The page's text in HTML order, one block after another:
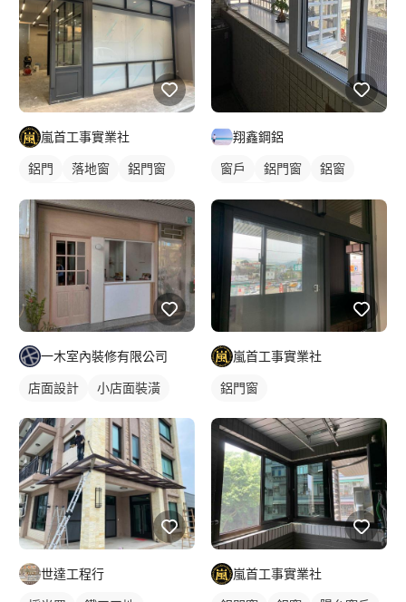
嵐首工事實業社
鋁門 落地窗
鋁門窗
玻璃鋁門
一木室內裝修有限公司
店面設計 小店面裝潢
世達工程行
翔鑫鋼鋁
窗戶 鋁門窗
鋁窗
嵐首工事實業社
鋁門窗
嵐首工事實業社